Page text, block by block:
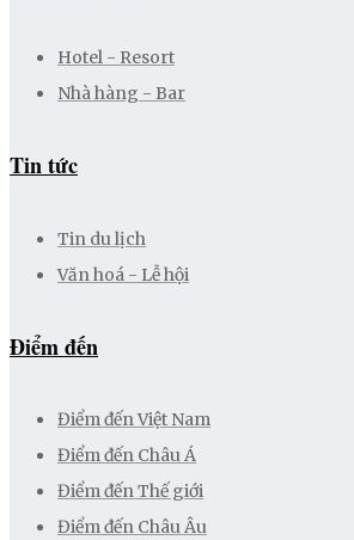
Hotel - Resort
Nhà hàng - Bar
Tin tức
Tin du lịch
Văn hoá - Lễ hội
Điểm đến
Điểm đến Việt Nam
Điểm đến Châu Á
Điểm đến Thế giới
Điểm đến Châu Âu